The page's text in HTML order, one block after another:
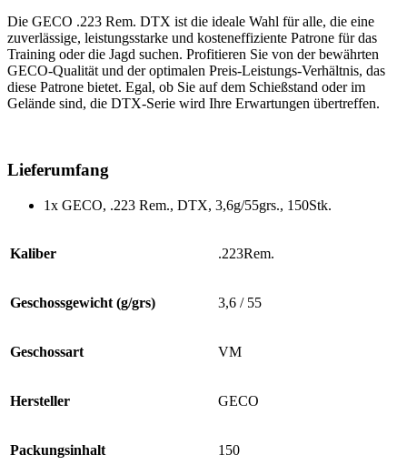
Die GECO .223 Rem. DTX ist die ideale Wahl für alle, die eine
zuverlässige, leistungsstarke und kosteneffiziente Patrone für das
Training oder die Jagd suchen. Profitieren Sie von der bewährten
GECO-Qualität und der optimalen Preis-Leistungs-Verhältnis, das
diese Patrone bietet. Egal, ob Sie auf dem Schießstand oder im
Gelände sind, die DTX-Serie wird Ihre Erwartungen übertreffen.
Lieferumfang
1x GECO, .223 Rem., DTX, 3,6g/55grs., 150Stk.
Kaliber .223Rem.
Geschossgewicht (g/grs) 3,6 / 55
Geschossart VM
Hersteller GECO
Packungsinhalt 150